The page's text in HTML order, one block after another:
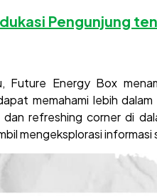
Pengunjung
Energy Box
memahami lebih
refreshing corner di
mengeksplorasi informasi